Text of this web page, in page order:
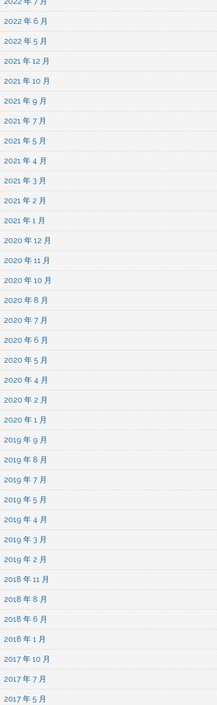
2022 年 6 月
2022 年 5 月
2021 年 12 月
2021 年 10 月
2021 年 9 月
2021 年 7 月
2021 年 5 月
2021 年 4 月
2021 年 3 月
2021 年 2 月
2021 年 1 月
2020 年 12 月
2020 年 11 月
2020 年 10 月
2020 年 8 月
2020 年 7 月
2020 年 6 月
2020 年 5 月
2020 年 4 月
2020 年 2 月
2020 年 1 月
2019 年 9 月
2019 年 8 月
2019 年 7 月
2019 年 5 月
2019 年 4 月
2019 年 3 月
2019 年 2 月
2018 年 11 月
2018 年 8 月
2018 年 6 月
2018 年 1 月
2017 年 10 月
2017 年 7 月
2017 年 5 月